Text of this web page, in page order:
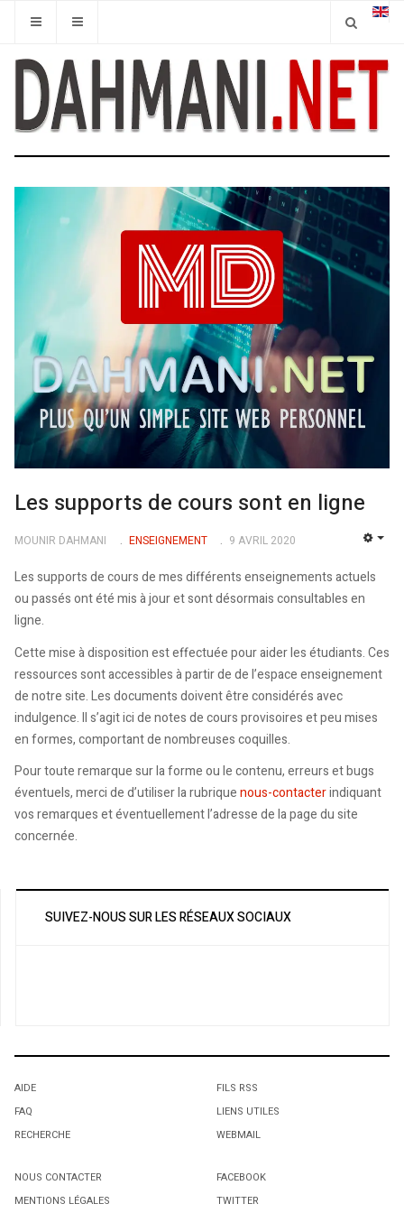
Les supports de cours sont en ligne
MOUNIR DAHMANI ENSEIGNEMENT 9 AVRIL 2020
Les supports de cours de mes différents enseignements actuels
ou passés ont été mis à jour et sont désormais consultables en
ligne.
Cette mise à disposition est effectuée pour aider les étudiants. Ces
ressources sont accessibles à partir de de l’espace enseignement
de notre site. Les documents doivent être considérés avec
indulgence. Il s’agit ici de notes de cours provisoires et peu mises
en formes, comportant de nombreuses coquilles.
Pour toute remarque sur la forme ou le contenu, erreurs et bugs
éventuels, merci de d’utiliser la rubriquenous-contacterindiquant
vos remarques et éventuellement l’adresse de la page du site
concernée.
SUIVEZ-NOUS SUR LES RÉSEAUX SOCIAUX
AIDE
FAQ
RECHERCHE
FILS RSS
LIENS UTILES
WEBMAIL
NOUS CONTACTER
MENTIONS LÉGALES
FACEBOOK
TWITTER